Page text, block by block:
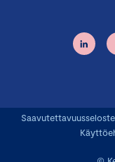
Saavutettavuusseloste